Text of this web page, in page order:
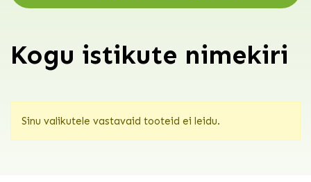
Kogu istikute nimekiri
Sinu valikutele vastavaid tooteid ei leidu.